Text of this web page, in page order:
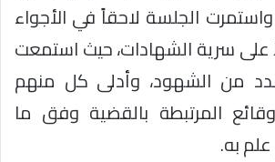
الجلسة لاحقاً في الأجواء
على سرية الشهادات، حيث استمعت
من الشهود، وأدلى كل منهم
المرتبطة بالقضية وفق ما
به.